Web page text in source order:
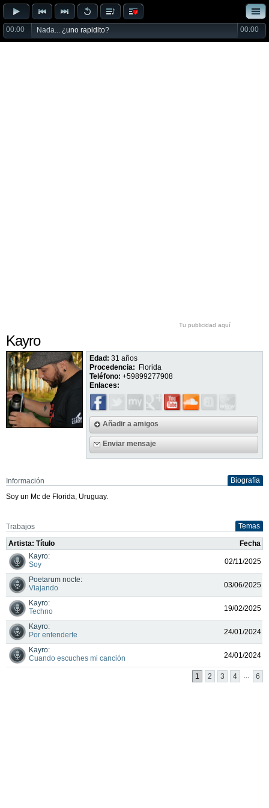
00:00 Nada... ¿uno rapidito? 00:00
Tu publicidad aquí
Kayro
Edad: 31 años
Procedencia:
Florida
Teléfono: +59899277908
Enlaces:
Añadir a amigos
Enviar mensaje
Información
Biografía
Soy un Mc de Florida, Uruguay.
Trabajos Temas
Artista: Título
Fecha
Kayro:
Soy
02/11/2025
Poetarum nocte:
Viajando
03/06/2025
Kayro:
Techno
19/02/2025
Kayro:
Por entenderte
24/01/2024
Kayro:
Cuando escuches mi canción
24/01/2024
1 2 3 4 6